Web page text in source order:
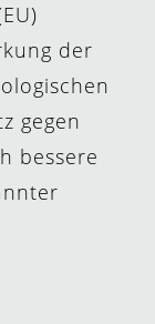
der
gegen
bessere